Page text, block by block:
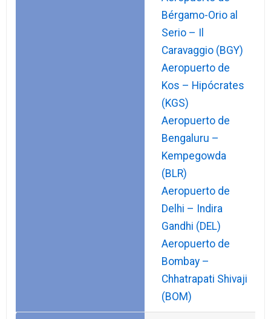
Bérgamo-Orio al
Serio – Il
Caravaggio (BGY)
Aeropuerto de
Kos – Hipócrates
(KGS)
Aeropuerto de
Bengaluru –
Kempegowda
(BLR)
Aeropuerto de
Delhi – Indira
Gandhi (DEL)
Aeropuerto de
Bombay –
Chhatrapati Shivaji
(BOM)